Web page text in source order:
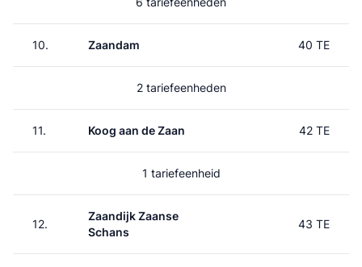
10. Zaandam 40 TE
2 tariefeenheden
11. Koog aan de Zaan 42 TE
1 tariefeenheid
12.
Zaandijk Zaanse
Schans
43 TE